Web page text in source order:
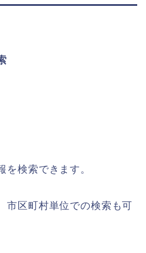
を検索できます。
市区町村単位での検索も可